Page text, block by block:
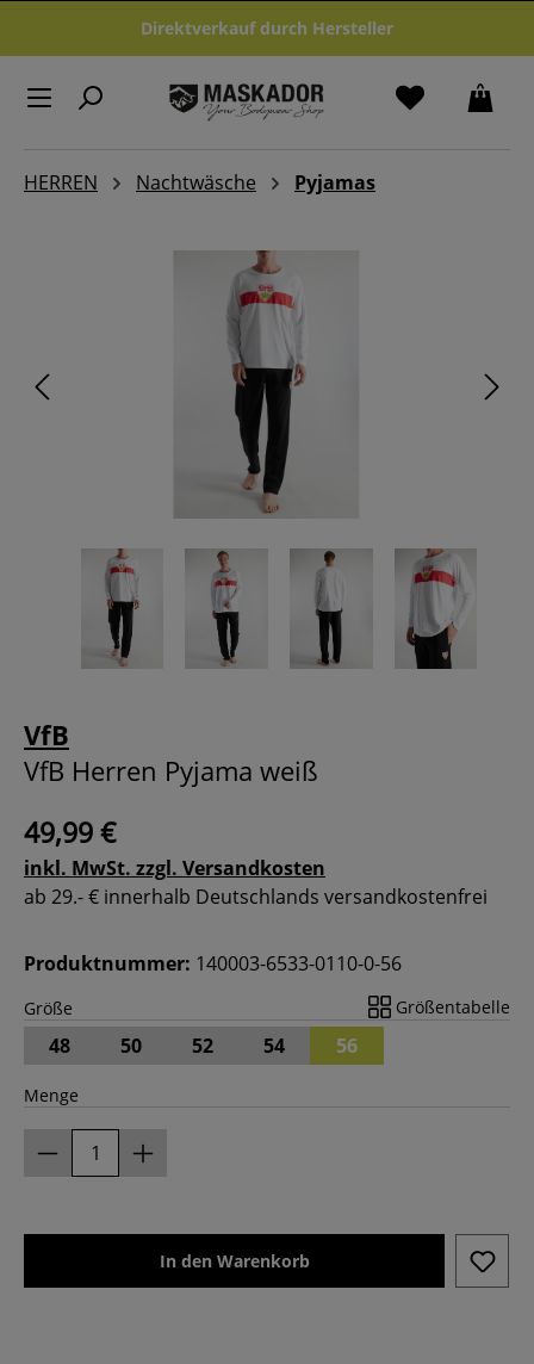
Zum Hauptinhalt springenDirektverkauf durch Hersteller
HERREN Nachtwäsche Pyjamas
VfB
VfB Herren Pyjama weiß
49,99 €
inkl. MwSt. zzgl. Versandkosten
ab 29.- € innerhalb Deutschlands versandkostenfrei
Produktnummer: 140003-6533-0110-0-56
Größe Größentabelle
48 50 52 54 56
Menge
In den Warenkorb